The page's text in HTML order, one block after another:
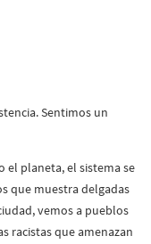
Sentimos un
el planeta, el sistema se
que muestra delgadas
vemos a pueblos
racistas que amenazan